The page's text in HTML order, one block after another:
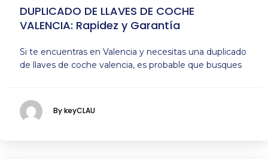
DUPLICADO DE LLAVES DE COCHE
VALENCIA: Rapidez y Garantía
Si te encuentras en Valencia y necesitas una duplicado
de llaves de coche valencia, es probable que busques
By keyCLAU